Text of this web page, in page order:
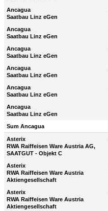
Ancagua
Saatbau Linz eGen
Ancagua
Saatbau Linz eGen
Ancagua
Saatbau Linz eGen
Ancagua
Saatbau Linz eGen
Ancagua
Saatbau Linz eGen
Ancagua
Saatbau Linz eGen
Sum Ancagua
Asterix
RWA Raiffeisen Ware Austria AG,
SAATGUT - Objekt C
Asterix
RWA Raiffeisen Ware Austria
Aktiengesellschaft
Asterix
RWA Raiffeisen Ware Austria
Aktiengesellschaft